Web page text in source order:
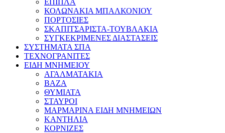
ΕΠΙΠΛΑ
ΚΟΛΩΝΑΚΙΑ ΜΠΑΛΚΟΝΙΟΥ
ΠΟΡΤΟΣΙΕΣ
ΣΚΑΠΙΤΣΑΡΙΣΤΑ-ΤΟΥΒΛΑΚΙΑ
ΣΥΓΚΕΚΡΙΜΕΝΕΣ ΔΙΑΣΤΑΣΕΙΣ
ΣΥΣΤΗΜΑΤΑ ΣΠΑ
ΤΕΧΝΟΓΡΑΝΙΤΕΣ
ΕΙΔΗ ΜΝΗΜΕΙΟΥ
ΑΓΑΛΜΑΤΑΚΙΑ
ΒΑΖΑ
ΘΥΜΙΑΤΑ
ΣΤΑΥΡΟΙ
ΜΑΡΜΑΡΙΝΑ ΕΙΔΗ ΜΝΗΜΕΙΩΝ
ΚΑΝΤΗΛΙΑ
ΚΟΡΝΙΖΕΣ